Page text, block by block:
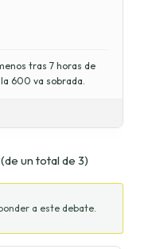
tras 7 horas de
600 va sobrada.
un total de 3)
a este debate.